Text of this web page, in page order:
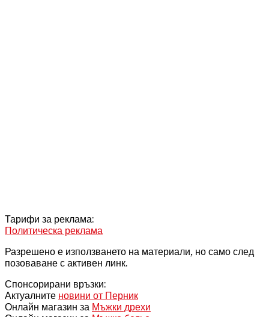
Тарифи за реклама:
Политическа реклама
Разрешено е използването на материали, но само след
позоваване с активен линк.
Спонсорирани връзки:
Актуалните новини от Перник
Онлайн магазин за Мъжки дрехи